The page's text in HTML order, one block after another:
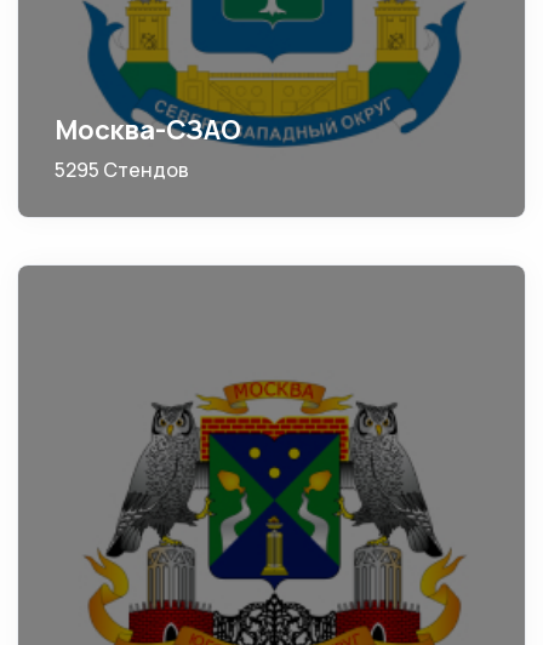
Москва-СЗАО
5295 Стендов